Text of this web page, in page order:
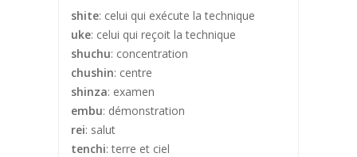
shite: celui qui exécute la technique
uke: celui qui reçoit la technique
shuchu: concentration
chushin: centre
shinza: examen
embu: démonstration
rei: salut
tenchi: terre et ciel